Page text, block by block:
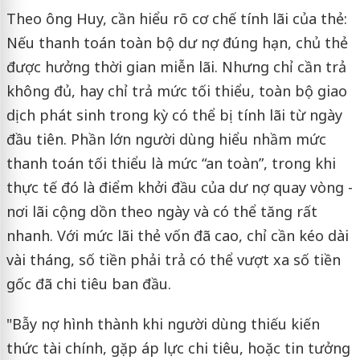
Theo ông Huy, cần hiểu rõ cơ chế tính lãi của thẻ:
Nếu thanh toán toàn bộ dư nợ đúng hạn, chủ thẻ
được hưởng thời gian miễn lãi. Nhưng chỉ cần trả
không đủ, hay chỉ trả mức tối thiểu, toàn bộ giao
dịch phát sinh trong kỳ có thể bị tính lãi từ ngày
đầu tiên. Phần lớn người dùng hiểu nhầm mức
thanh toán tối thiểu là mức “an toàn”, trong khi
thực tế đó là điểm khởi đầu của dư nợ quay vòng -
nơi lãi cộng dồn theo ngày và có thể tăng rất
nhanh. Với mức lãi thẻ vốn đã cao, chỉ cần kéo dài
vài tháng, số tiền phải trả có thể vượt xa số tiền
gốc đã chi tiêu ban đầu.
"Bẫy nợ hình thành khi người dùng thiếu kiến
thức tài chính, gặp áp lực chi tiêu, hoặc tin tưởng